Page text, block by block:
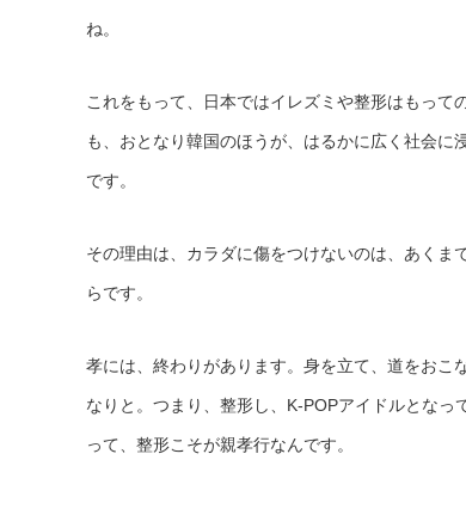
ね。
これをもって、日本ではイレズミや整形はもって
も、おとなり韓国のほうが、はるかに広く社会に
です。
その理由は、カラダに傷をつけないのは、あく
らです。
孝には、終わりがあります。身を立て、道をおこ
なりと。つまり、整形し、K-POPアイドルとな
って、整形こそが親孝行なんです。